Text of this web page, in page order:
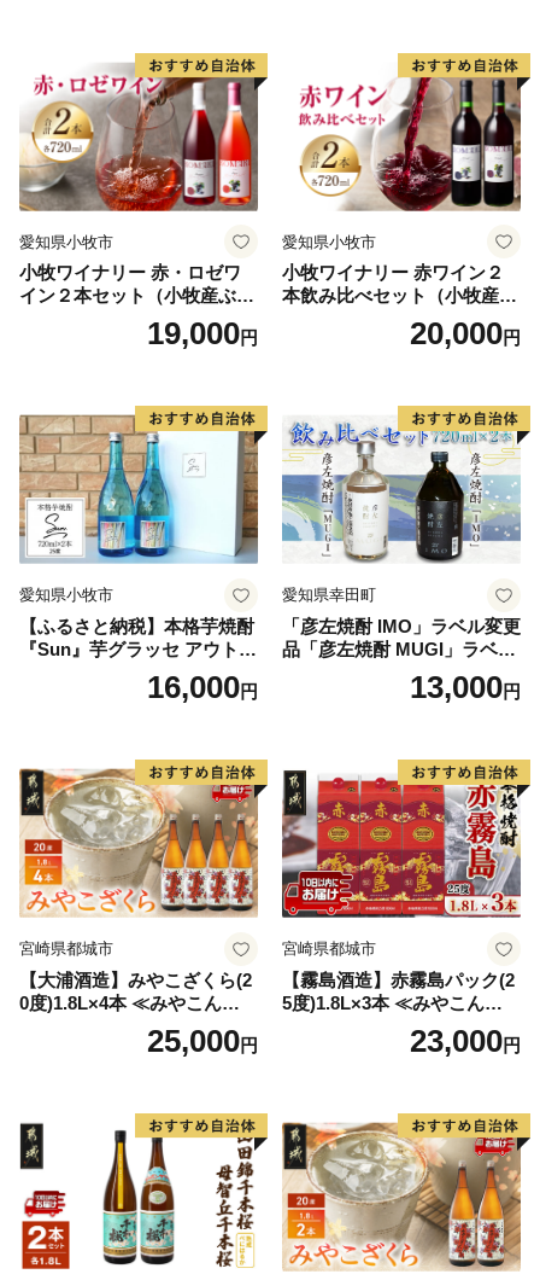
愛知県小牧市
小牧ワイナリー 赤・ロゼワ
イン２本セット（小牧産ぶど
19,000円
愛知県小牧市
小牧ワイナリー 赤ワイン２
本飲み比べセット（小牧産ぶ
どう100％使用）20,000円
愛知県小牧市
【ふるさと納税】本格芋焼酎
『Sun』芋グラッセ アウトド
ア ソロキャンプ ベランピン
グ 巣ごもり 就労支援16,000円
愛知県幸田町
「彦左焼酎 IMO」ラベル変更
品「彦左焼酎 MUGI」ラベル
変更品 飲み比べ セット 合計
2本 720ml×各1本 25度 焼酎
13,000円
宮崎県都城市
【大浦酒造】みやこざくら(2
0度)1.8L×4本 ≪みやこんじょ
特急便≫_AD-077125,000円
宮崎県都城市
【霧島酒造】赤霧島パック(2
5度)1.8L×3本 ≪みやこんじょ
特急便≫_23-07-K03P-1800-3
23,000円